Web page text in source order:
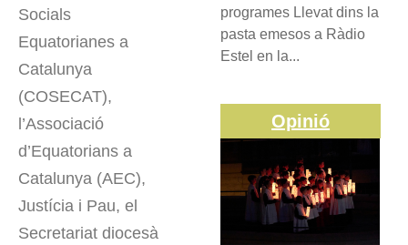
Socials
Equatorianes a
Catalunya
(COSECAT),
l’Associació
d’Equatorians a
Catalunya (AEC),
Justícia i Pau, el
Secretariat diocesà
programes Llevat dins la
pasta emesos a Ràdio
Estel en la...
Opinió